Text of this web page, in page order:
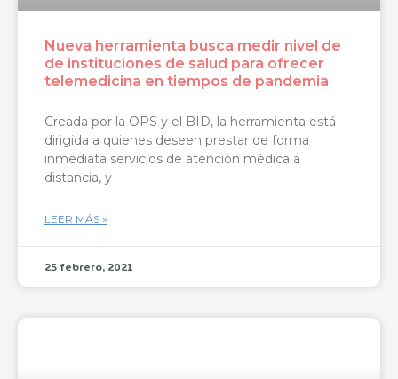
Nueva herramienta busca medir nivel de
de instituciones de salud para ofrecer
telemedicina en tiempos de pandemia
Creada por la OPS y el BID, la herramienta está
dirigida a quienes deseen prestar de forma
inmediata servicios de atención médica a
distancia, y
LEER MÁS »
25 febrero, 2021